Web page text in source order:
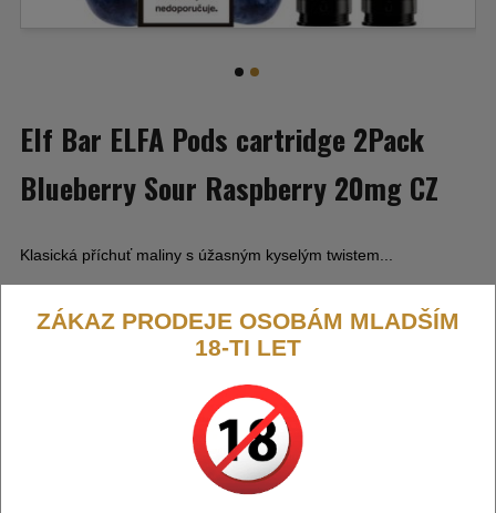
Elf Bar ELFA Pods cartridge 2Pack
Blueberry Sour Raspberry 20mg CZ
Klasická příchuť maliny s úžasným kyselým twistem...
ZÁKAZ PRODEJE OSOBÁM MLADŠÍM
18-TI LET